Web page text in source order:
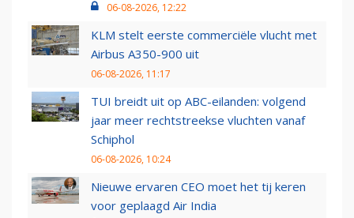
06-08-2026, 12:22
KLM stelt eerste commerciële vlucht met
Airbus A350-900 uit
06-08-2026, 11:17
TUI breidt uit op ABC-eilanden: volgend
jaar meer rechtstreekse vluchten vanaf
Schiphol
06-08-2026, 10:24
Nieuwe ervaren CEO moet het tij keren
voor geplaagd Air India